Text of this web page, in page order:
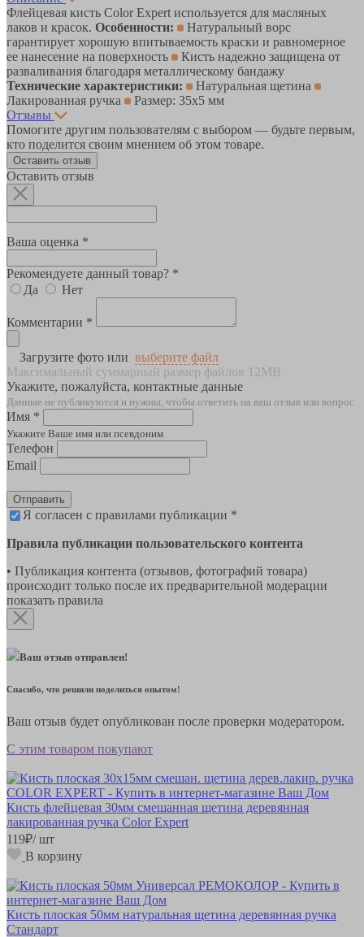
Флейцевая кисть Color Expert используется для масляных
лаков и красок. Особенности:
Натуральный ворс
гарантирует хорошую впитываемость краски и равномерное
ее нанесение на поверхность
Кисть надежно защищена от
разваливания благодаря металлическому бандажу
Технические характеристики:
Натуральная щетина
Лакированная ручка
Размер: 35х5 мм
Отзывы
Помогите другим пользователям с выбором — будьте первым,
кто поделится своим мнением об этом товаре.
Оставить отзыв
Оставить отзыв
Ваша оценка *
Рекомендуете данный товар? *
Да
Нет
Комментарии *
Загрузите фото или выберите файл
Максимальный суммарный размер файлов 12MB
Укажите, пожалуйста, контактные данные
Данные не публикуются и нужны, чтобы ответить на ваш отзыв или вопрос
Имя *
Укажите Ваше имя или псевдоним
Телефон
Email
Отправить
Я согласен с правилами публикации *
Правила публикации пользовательского контента
• Публикация контента (отзывов, фотографий товара)
происходит только после их предварительной модерации
показать правила
Ваш отзыв отправлен!
Спасибо, что решили поделиться опытом!
Ваш отзыв будет опубликован после проверки модератором.
С этим товаром покупают
Кисть флейцевая 30мм смешанная щетина деревянная
лакированная ручка Color Expert
119₽/ шт
В корзину
Кисть плоская 50мм натуральная щетина деревянная ручка
Стандарт